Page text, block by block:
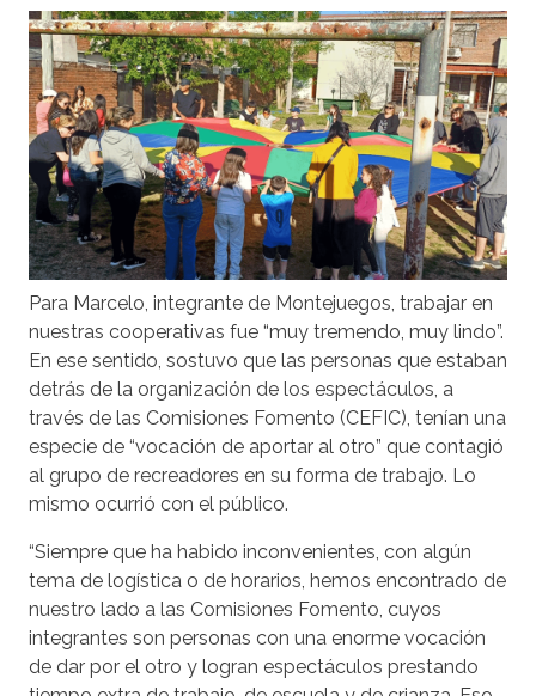
Para Marcelo, integrante de Montejuegos, trabajar en
nuestras cooperativas fue “muy tremendo, muy lindo”.
En ese sentido, sostuvo que las personas que estaban
detrás de la organización de los espectáculos, a
través de las Comisiones Fomento (CEFIC), tenían una
especie de “vocación de aportar al otro” que contagió
al grupo de recreadores en su forma de trabajo. Lo
mismo ocurrió con el público.
“Siempre que ha habido inconvenientes, con algún
tema de logística o de horarios, hemos encontrado de
nuestro lado a las Comisiones Fomento, cuyos
integrantes son personas con una enorme vocación
de dar por el otro y logran espectáculos prestando